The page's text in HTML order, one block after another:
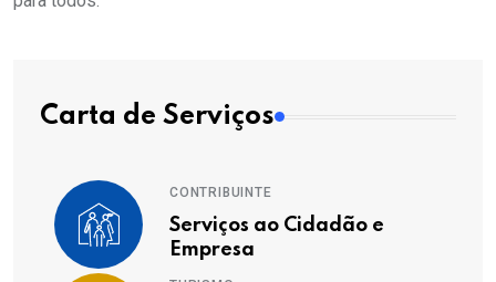
Carta de Serviços
CONTRIBUINTE
Serviços ao Cidadão e
Empresa